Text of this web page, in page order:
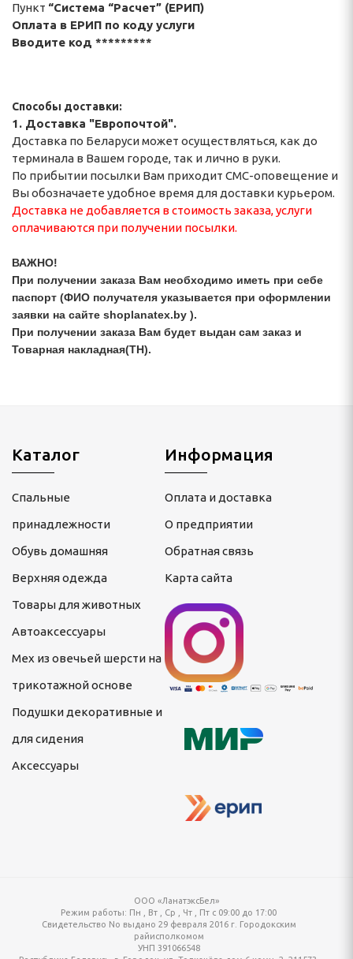
Пункт “Система “Расчет” (ЕРИП)
Оплата в ЕРИП по коду услуги
Вводите код *********
Способы доставки:
1. Доставка "Европочтой".
Доставка по Беларуси может осуществляться, как до
терминала в Вашем городе, так и лично в руки.
По прибытии посылки Вам приходит СМС-оповещение и
Вы обозначаете удобное время для доставки курьером.
Доставка не добавляется в стоимость заказа, услуги
оплачиваются при получении посылки.
ВАЖНО!
При получении заказа Вам необходимо иметь при себе
паспорт (ФИО получателя указывается при оформлении
заявки на сайте shoplanatex.by ).
При получении заказа Вам будет выдан сам заказ и
Товарная накладная(ТН).
Каталог
Спальные
принадлежности
Обувь домашняя
Верхняя одежда
Товары для животных
Автоаксессуары
Мех из овечьей шерсти на
трикотажной основе
Подушки декоративные и
для сидения
Аксессуары
Информация
Оплата и доставка
О предприятии
Обратная связь
Карта сайта
ООО «ЛанатэксБел»
Режим работы: Пн , Вт , Ср , Чт , Пт c 09:00 до 17:00
Свидетельство No выдано 29 февраля 2016 г. Городокским
райисполкомом
УНП 391066548